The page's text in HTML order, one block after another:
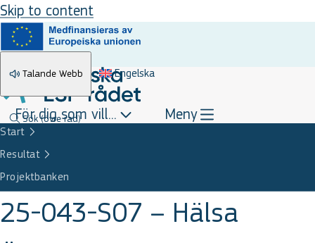
Skip to content
Talande Webb Engelska
Sök(övre rad)
För dig som vill... Meny
Start
Resultat
Projektbanken
25-043-S07 – Hälsa